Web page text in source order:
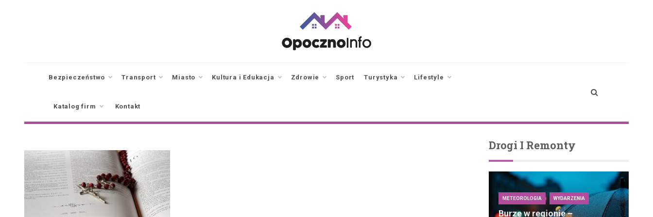
Bezpieczeństwo Transport Miasto Kultura i Edukacja Zdrowie Sport Turystyka Lifestyle
Katalog firm Kontakt
Drogi I Remonty
METEOROLOGIA WYDARZENIA
Burze w regionie –